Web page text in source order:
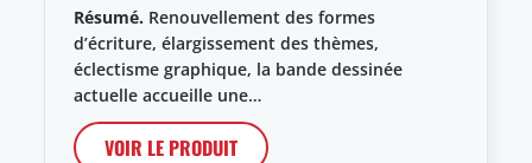
Résumé. Renouvellement des formes
d’écriture, élargissement des thèmes,
éclectisme graphique, la bande dessinée
actuelle accueille une…
VOIR LE PRODUIT